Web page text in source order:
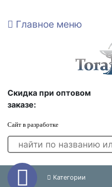
Главное меню
Скидка при оптовом
заказе:
Сайт в разработке
Категории